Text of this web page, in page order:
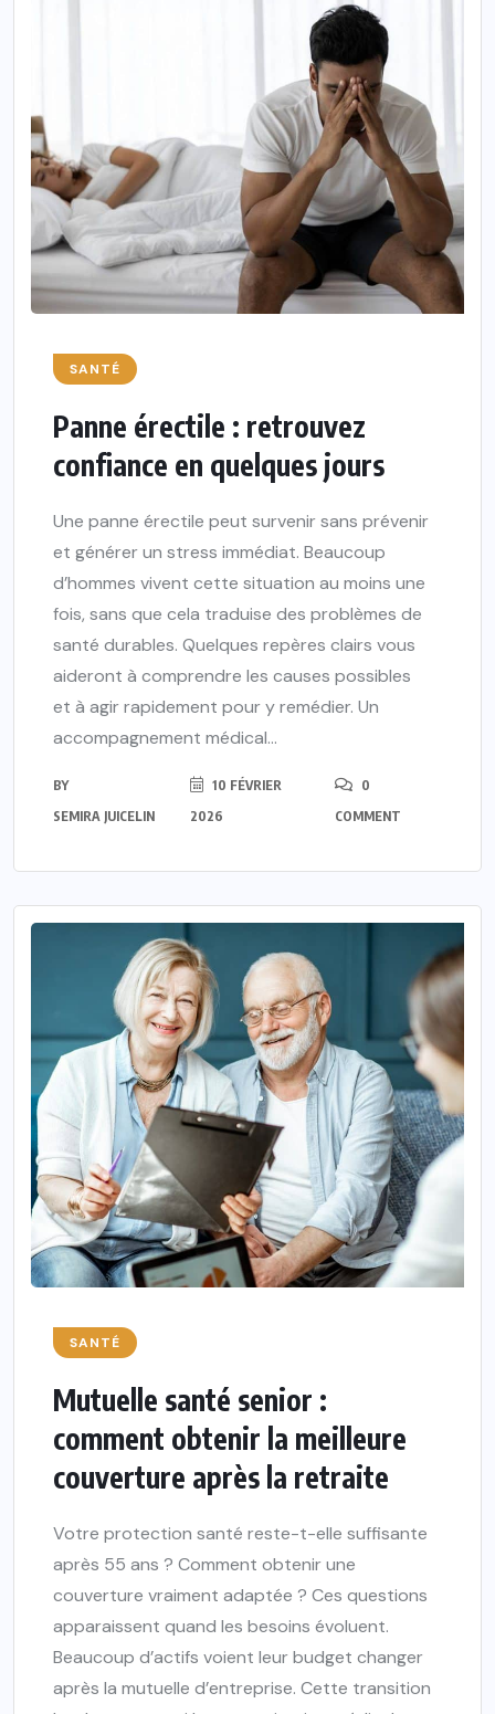
SANTÉ
Panne érectile : retrouvez
confiance en quelques jours
Une panne érectile peut survenir sans prévenir
et générer un stress immédiat. Beaucoup
d’hommes vivent cette situation au moins une
fois, sans que cela traduise des problèmes de
santé durables. Quelques repères clairs vous
aideront à comprendre les causes possibles
et à agir rapidement pour y remédier. Un
accompagnement médical...
BY
SEMIRA JUICELIN
10 FÉVRIER
2026
0
COMMENT
SANTÉ
Mutuelle santé senior :
comment obtenir la meilleure
couverture après la retraite
Votre protection santé reste-t-elle suffisante
après 55 ans ? Comment obtenir une
couverture vraiment adaptée ? Ces questions
apparaissent quand les besoins évoluent.
Beaucoup d’actifs voient leur budget changer
après la mutuelle d’entreprise. Cette transition